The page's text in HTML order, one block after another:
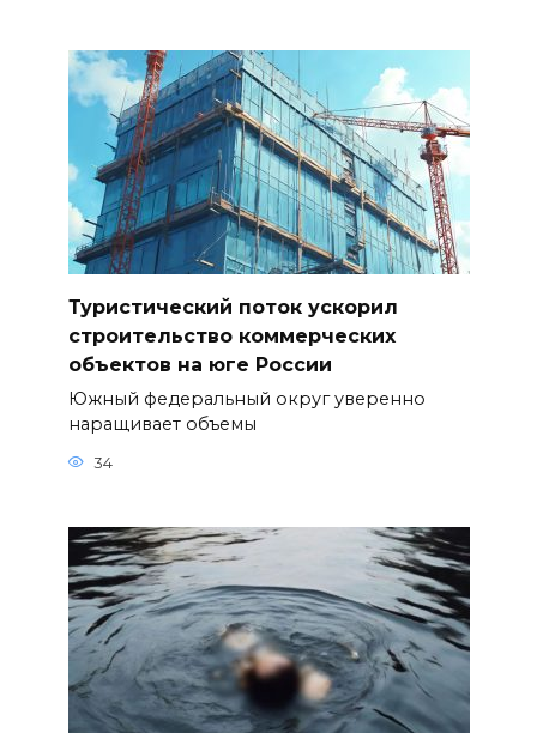
Туристический поток ускорил
строительство коммерческих
объектов на юге России
Южный федеральный округ уверенно
наращивает объемы
34